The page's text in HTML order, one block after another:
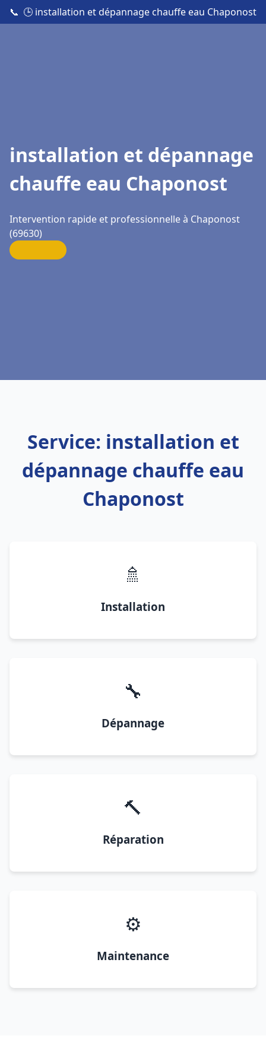
📞 🕒 installation et dépannage chauffe eau Chaponost
installation et dépannage
chauffe eau Chaponost
Intervention rapide et professionnelle à Chaponost
(69630)
Service: installation et
dépannage chauffe eau
Chaponost
🚿
Installation
🔧
Dépannage
🔨
Réparation
⚙️
Maintenance